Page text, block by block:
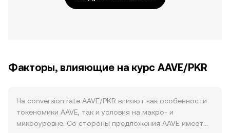
Факторы, влияющие на курс AAVE/PKR
На conversion rate AAVE/PKR влияют как особенности
токеномики AAVE, так и условия на макро- и
микроуровне. Со стороны предложения AAVE имеет